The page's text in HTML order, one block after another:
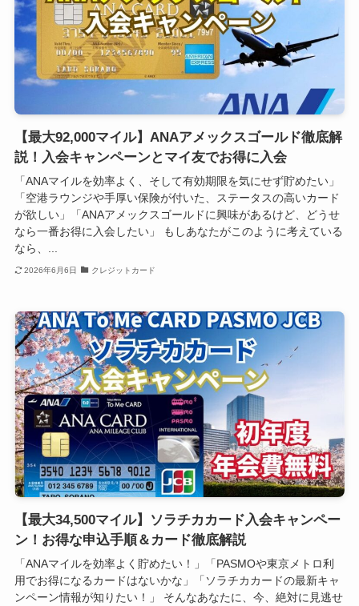
【最大92,000マイル】ANAアメックスゴールド徹底解
説！入会キャンペーンとマイ友でお得に入会
「ANAマイルを効率よく、そして有効期限を気にせず貯めたい」
「空港ラウンジや手厚い保険が付いた、ステータスの高いカード
が欲しい」「ANAアメックスゴールドに興味があるけど、どうせ
なら一番お得に入会したい」 もしあなたがこのように考えている
なら、...
2026年6月6日 クレジットカード
【最大34,500マイル】ソラチカカード入会キャンペー
ン！お得な申込手順＆カード徹底解説
「ANAマイルを効率よく貯めたい！」「PASMOや東京メトロ利
用でお得になるカードはないかな」「ソラチカカードの最新キャ
ンペーン情報が知りたい！」 そんなあなたに、今、絶対に見逃せ